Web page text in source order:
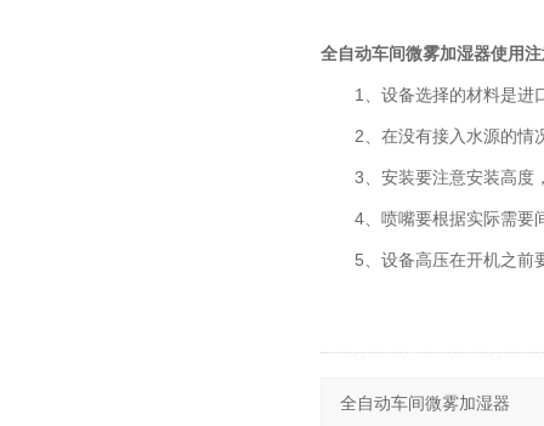
全自动车间微雾加湿器使用
1、设备选择的材料是进口
2、在没有接入水源的情
3、安装要注意安装高度，
4、喷嘴要根据实际需要间
5、设备高压在开机之前